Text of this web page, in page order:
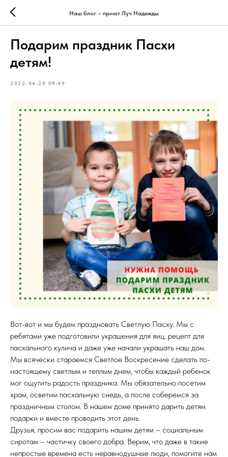
Наш блог – приют Луч Надежды
Подарим праздник Пасхи
детям!
2022-04-20 09:49
Вот-вот и мы будем праздновать Светлую Пасху. Мы с
ребятами уже подготовили украшения для яиц, рецепт для
пасхального кулича и даже уже начали украшать наш дом.
Мы всячески стараемся Светлое Воскресение сделать по-
настоящему светлым и теплым днем, чтобы каждый ребенок
мог ощутить радость праздника. Мы обязательно посетим
храм, осветим пасхальную снедь, а после соберемся за
праздничным столом. В нашем доме принято дарить детям
подарки и вместе проводить этот день.
Друзья, просим вас подарить нашим детям – социальным
сиротам – частичку своего добра. Верим, что даже в такие
непростые времена есть неравнодушные люди, помогите нам